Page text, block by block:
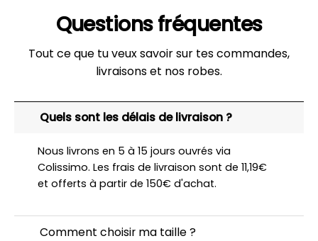
Questions fréquentes
Tout ce que tu veux savoir sur tes commandes,
livraisons et nos robes.
Quels sont les délais de livraison ?
Nous livrons en 5 à 15 jours ouvrés via
Colissimo. Les frais de livraison sont de 11,19€
et offerts à partir de 150€ d'achat.
Comment choisir ma taille ?